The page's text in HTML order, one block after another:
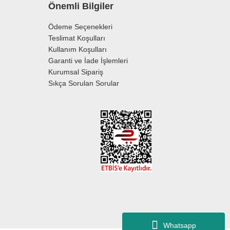
Whatsapp
Önemli Bilgiler
Ödeme Seçenekleri
Teslimat Koşulları
Kullanım Koşulları
Garanti ve İade İşlemleri
Kurumsal Sipariş
Sıkça Sorulan Sorular